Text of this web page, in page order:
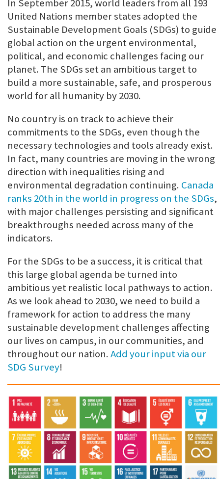
In September 2015, world leaders from all 193
United Nations member states adopted the
Sustainable Development Goals (SDGs) to guide
global action on the urgent environmental,
political, and economic challenges facing our
planet. The SDGs set an ambitious target to
build a more sustainable, safe, and prosperous
world for all humanity by 2030.
No country is on track to achieve their
commitments to the SDGs, even though the
necessary technologies and tools already exist.
In fact, many countries are moving in the wrong
direction with inequalities rising and
environmental degradation continuing. Canada
ranks 20th in the world in progress on the SDGs,
with major challenges persisting and significant
breakthroughs needed across many of the
indicators.
For the SDGs to be a success, it is critical that
this large global agenda be turned into
ambitious yet realistic local pathways to action.
As we look ahead to 2030, we need to build a
framework for action to address the many
sustainable development challenges affecting
our lives on campus, in our communities, and
throughout our nation.Add your input via our
SDG Survey!